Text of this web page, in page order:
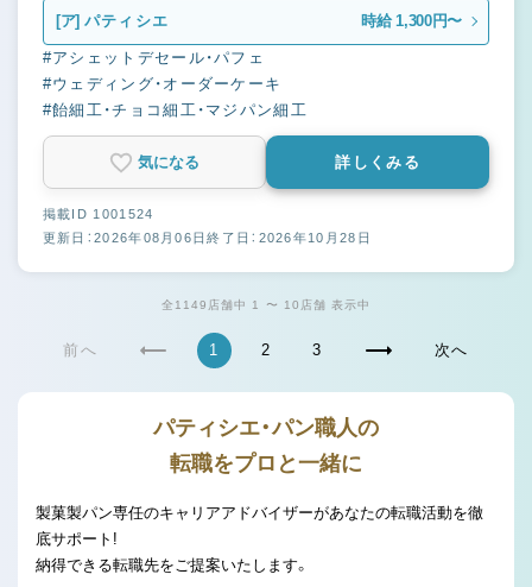
[ア] パティシエ 時給 1,300円〜
#アシェットデセール・パフェ
#ウェディング・オーダーケーキ
#飴細工・チョコ細工・マジパン細工
気になる 詳しくみる
掲載ID 1001524
更新日：2026年08月06日終了日：2026年10月28日
全1149店舗中 1 〜 10店舗 表示中
前へ 1 2 3 次へ
パティシエ・パン職人の
転職をプロと一緒に
製菓製パン専任のキャリアアドバイザーがあなたの転職活動を徹
底サポート!
納得できる転職先をご提案いたします。